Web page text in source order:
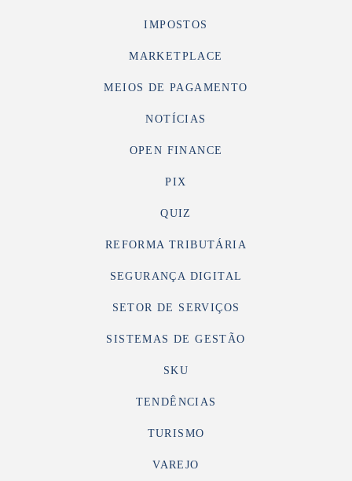
IMPOSTOS
MARKETPLACE
MEIOS DE PAGAMENTO
NOTÍCIAS
OPEN FINANCE
PIX
QUIZ
REFORMA TRIBUTÁRIA
SEGURANÇA DIGITAL
SETOR DE SERVIÇOS
SISTEMAS DE GESTÃO
SKU
TENDÊNCIAS
TURISMO
VAREJO